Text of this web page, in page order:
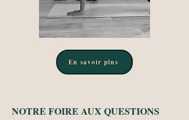
En savoir plus
NOTRE FOIRE AUX QUESTIONS